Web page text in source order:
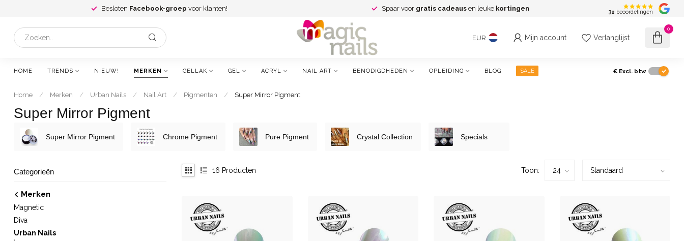
Besloten Facebook-groep voor klanten! Spaar voor gratis cadeaus en leuke kortingen 32 beoordelingen
EUR Mijn account Verlanglijst
0
HOME TRENDS NIEUW! MERKEN GELLAK GEL ACRYL NAIL ART BENODIGDHEDEN OPLEIDING BLOG SALE € Excl. btw
Home / Merken / Urban Nails / Nail Art / Pigmenten / Super Mirror Pigment
Super Mirror Pigment
Super Mirror Pigment Chrome Pigment Pure Pigment Crystal Collection Specials
Categorieën
Merken
Magnetic
Diva
Urban Nails
16 Producten Toon: